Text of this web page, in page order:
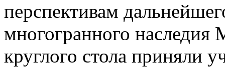
перспективам
многогранного
круглого стола приняли